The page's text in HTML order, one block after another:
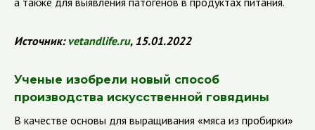
Источник:vetandlife.ru, 15.01.2022
Ученые изобрели новый способ
производства искусственной говядины
В качестве основы для выращивания «мяса из пробирки»